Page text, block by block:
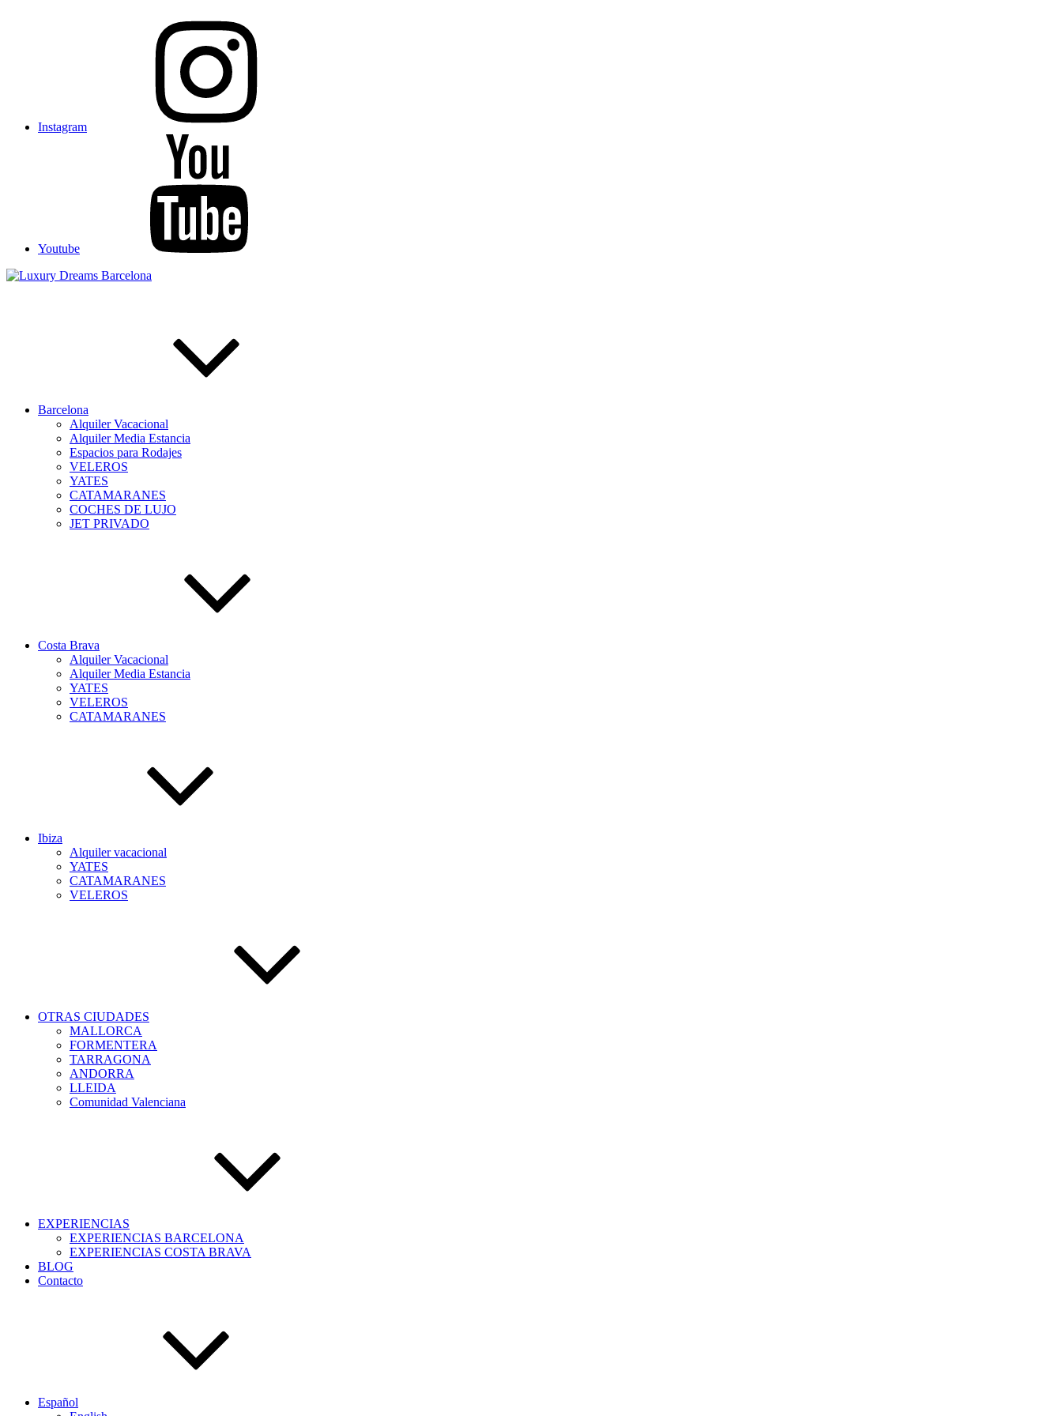
Instagram
Youtube
Barcelona
Alquiler Vacacional
Alquiler Media Estancia
Espacios para Rodajes
VELEROS
YATES
CATAMARANES
COCHES DE LUJO
JET PRIVADO
Costa Brava
Alquiler Vacacional
Alquiler Media Estancia
YATES
VELEROS
CATAMARANES
Ibiza
Alquiler vacacional
YATES
CATAMARANES
VELEROS
OTRAS CIUDADES
MALLORCA
FORMENTERA
TARRAGONA
ANDORRA
LLEIDA
Comunidad Valenciana
EXPERIENCIAS
EXPERIENCIAS BARCELONA
EXPERIENCIAS COSTA BRAVA
BLOG
Contacto
Español